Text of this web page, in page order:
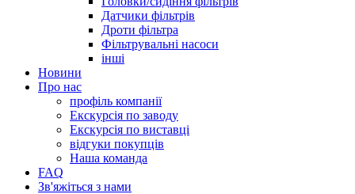
Датчики фільтрів
Дроти фільтра
Фільтрувальні насоси
інші
Новини
Про нас
профіль компанії
Екскурсія по заводу
Екскурсія по виставці
відгуки покупців
Наша команда
FAQ
Зв'яжіться з нами